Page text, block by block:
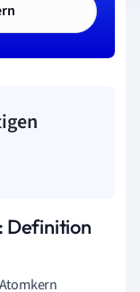
Definition